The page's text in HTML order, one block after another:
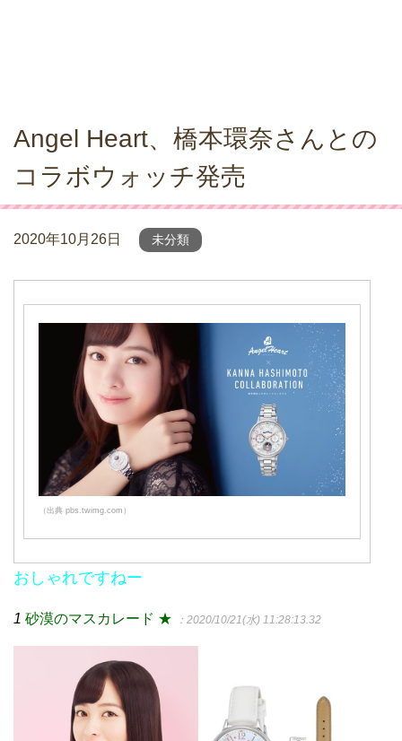
Angel Heart、橋本環奈さんとの
コラボウォッチ発売
2020年10月26日 未分類
（出典 pbs.twimg.com）
おしゃれですねー
1 砂漠のマスカレード ★ ：2020/10/21(水) 11:28:13.32